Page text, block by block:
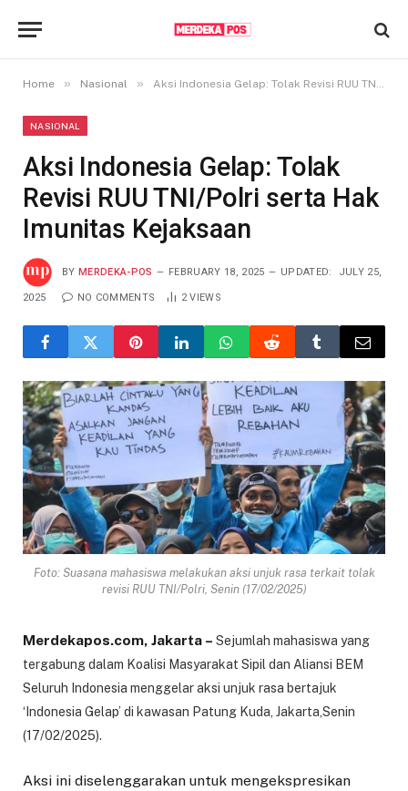
Home » Nasional » Aksi Indonesia Gelap: Tolak Revisi RUU TNI/Polri serta Hak Imunitas Kejaksaan
NASIONAL
Aksi Indonesia Gelap: Tolak
Revisi RUU TNI/Polri serta Hak
Imunitas Kejaksaan
BY MERDEKA-POS FEBRUARY 18, 2025 UPDATED: JULY 25,
2025 NO COMMENTS 2VIEWS
Foto: Suasana mahasiswa melakukan aksi unjuk rasa terkait tolak
revisi RUU TNI/Polri, Senin (17/02/2025)
Merdekapos.com, Jakarta – Sejumlah mahasiswa yang
tergabung dalam Koalisi Masyarakat Sipil dan Aliansi BEM
Seluruh Indonesia menggelar aksi unjuk rasa bertajuk
‘Indonesia Gelap’ di kawasan Patung Kuda, Jakarta,Senin
(17/02/2025).
Aksi ini diselenggarakan untuk mengekspresikan